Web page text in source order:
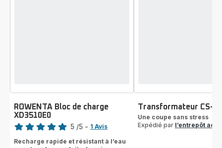
ROWENTA Bloc de charge
XD3510E0
Note
5
5 /5 - 1 Avis
Recharge rapide et résistant à l’eau
Transformateur CS-
Une coupe sans stress
Expédié par l’entrepôt